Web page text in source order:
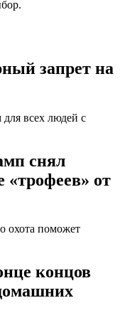
запрет на
всех людей с
снял
«трофеев» от
охота поможет
концов